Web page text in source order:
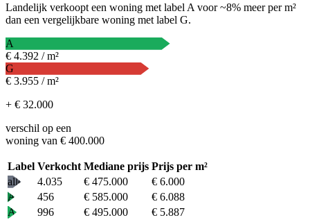
Landelijk verkoopt een woning met label A voor ~8% meer per m²
dan een vergelijkbare woning met label G.
A
€ 4.392 / m²
G
€ 3.955 / m²
+ € 32.000
verschil op een
woning van € 400.000
Label Verkocht Mediane prijs Prijs per m²
alle
4.035 € 475.000
€ 6.000
A+
456 € 585.000
€ 6.088
A
996 € 495.000
€ 5.887